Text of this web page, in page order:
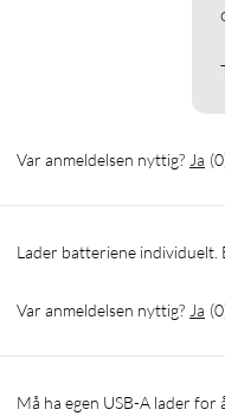
Var anmeldelsen nyttig? Ja (0
Lader batteriene
Var anmeldelsen nyttig? Ja (0
Må ha egen USB-A lader for å bruke medfølgende USB-A til USB-C lade kabel, eller USB-C lader med kabel.